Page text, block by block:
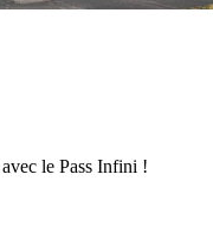
le Pass Infini !